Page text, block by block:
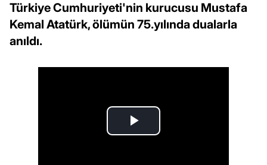
Türkiye Cumhuriyeti'nin kurucusu Mustafa
Kemal Atatürk, ölümün 75.yılında dualarla
anıldı.